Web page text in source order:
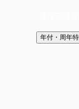
年付・周年